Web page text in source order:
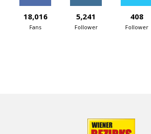
18,016
Fans
5,241
Follower
408
Follower